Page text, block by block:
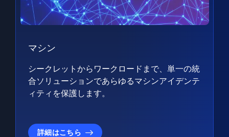
マシン
シークレットからワークロードまで、単一の統
合ソリューションであらゆるマシンアイデンテ
ィティを保護します。
詳細はこちら